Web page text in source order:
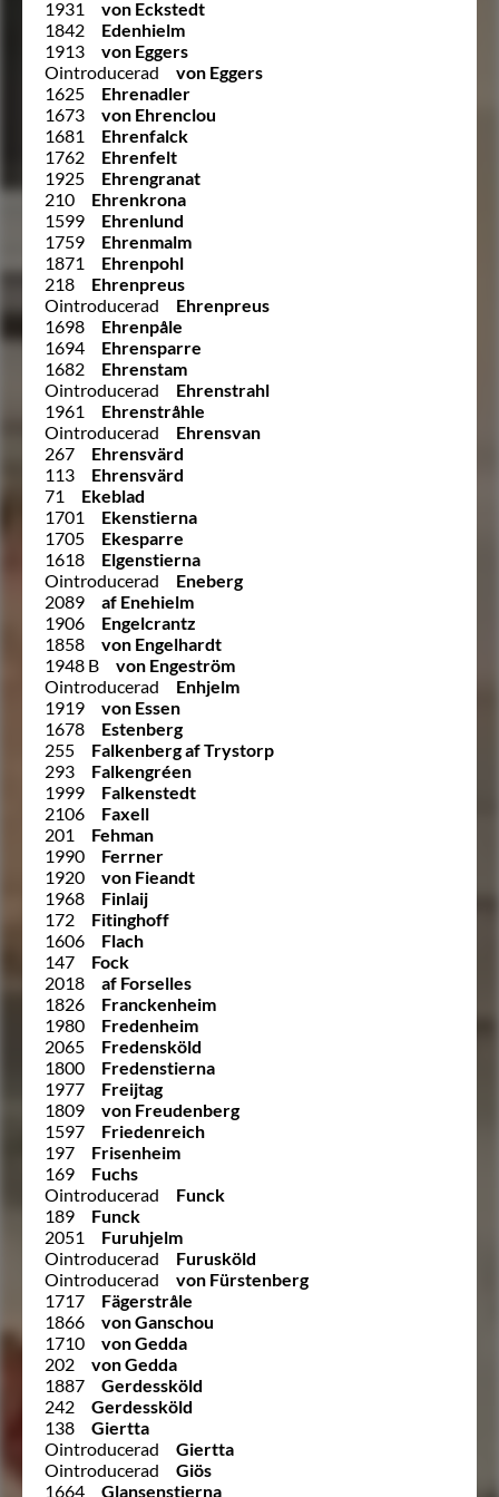
1931
von Eckstedt
1842
Edenhielm
1913
von Eggers
Ointroducerad
von Eggers
1625
Ehrenadler
1673
von Ehrenclou
1681
Ehrenfalck
1762
Ehrenfelt
1925
Ehrengranat
210
Ehrenkrona
1599
Ehrenlund
1759
Ehrenmalm
1871
Ehrenpohl
218
Ehrenpreus
Ointroducerad
Ehrenpreus
1698
Ehrenpåle
1694
Ehrensparre
1682
Ehrenstam
Ointroducerad
Ehrenstrahl
1961
Ehrenstråhle
Ointroducerad
Ehrensvan
267
Ehrensvärd
113
Ehrensvärd
71
Ekeblad
1701
Ekenstierna
1705
Ekesparre
1618
Elgenstierna
Ointroducerad
Eneberg
2089
af Enehielm
1906
Engelcrantz
1858
von Engelhardt
1948 B
von Engeström
Ointroducerad
Enhjelm
1919
von Essen
1678
Estenberg
255
Falkenberg af Trystorp
293
Falkengréen
1999
Falkenstedt
2106
Faxell
201
Fehman
1990
Ferrner
1920
von Fieandt
1968
Finlaij
172
Fitinghoff
1606
Flach
147
Fock
2018
af Forselles
1826
Franckenheim
1980
Fredenheim
2065
Fredensköld
1800
Fredenstierna
1977
Freijtag
1809
von Freudenberg
1597
Friedenreich
197
Frisenheim
169
Fuchs
Ointroducerad
Funck
189
Funck
2051
Furuhjelm
Ointroducerad
Furusköld
Ointroducerad
von Fürstenberg
1717
Fägerstråle
1866
von Ganschou
1710
von Gedda
202
von Gedda
1887
Gerdessköld
242
Gerdessköld
138
Giertta
Ointroducerad
Giertta
Ointroducerad
Giös
1664
Glansenstierna